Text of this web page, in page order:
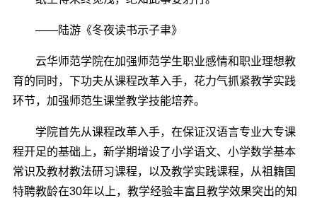
――陆游《冬夜读书示子聿》
云华师范学院在加强师范学生职业感情和职业理想教
育的同时，下功夫从课程改革入手，花力气抓紧教学实践
环节，加强师范生课堂教学技能培养。
学院首先从课程改革入手，在保证汉语言专业大专课
程开足的基础上，新学期增设了小学语文、小学数学基本
常识及教材教法研习课程，以及教学实践课程，从祖籍国
特聘教龄在30年以上，教学经验丰富且教学效果突出的知